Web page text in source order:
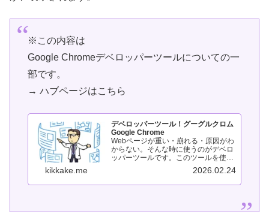
※この内容は
Google Chromeデベロッパーツールについての一
部です。
→ ハブページはこちら
デベロッパーツール！グーグルクロム
Google Chrome
Webページが重い・崩れる・原因がわ
からない。そんな時に使うのがデベロ
ッパーツールです。このツールを使う
と、PageSpeed Insightsで指摘された
内容を実際にどこで起きているか確認
できます。このページでは、デベロッ
kikkake.me 2026.02.24